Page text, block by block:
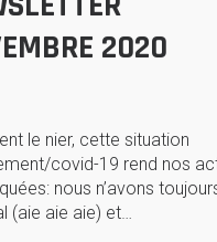
2020
le nier, cette situation
covid-19 rend nos
nous n’avons
(aie aie aie) et…